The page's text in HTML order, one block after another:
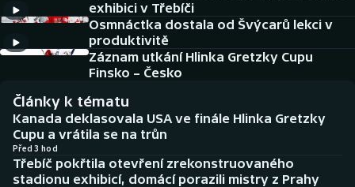
Americký fotbal
Baseball a softbal
Basketbal
Biatlon
Boby a skeleton
NEPŘEHLÉDNĚTE
Soutěže
Historické návraty
Aplikace ČT sport
AZ kvíz
exhibici v Třebíči
Osmnáctka dostala od Švýcarů lekci v
produktivitě
Záznam utkání Hlinka Gretzky Cupu
Finsko – Česko
Články k tématu
Kanada deklasovala USA ve finále Hlinka Gretzky
Cupu a vrátila se na trůn
Před 3 hod
Třebíč pokřtila otevření zrekonstruovaného
stadionu exhibicí, domácí porazili mistry z Prahy